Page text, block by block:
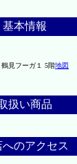
基本情報
見フーガ１ 5階地図
扱い商品
へのアクセス